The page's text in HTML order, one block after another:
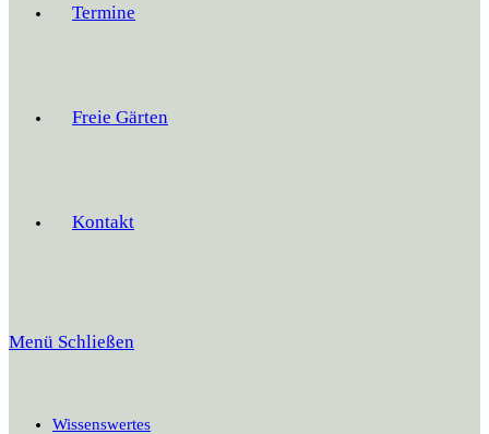
Termine
Freie Gärten
Kontakt
Menü Schließen
Wissenswertes